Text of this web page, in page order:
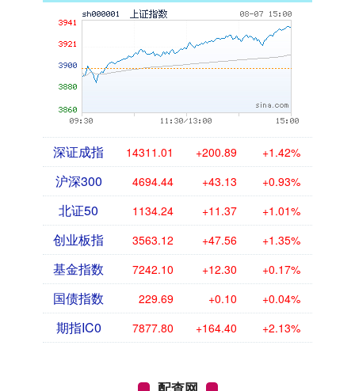
深证成指 14311.01 +200.89 +1.42%
沪深300 4694.44 +43.13 +0.93%
北证50 1134.24 +11.37 +1.01%
创业板指 3563.12 +47.56 +1.35%
基金指数 7242.10 +12.30 +0.17%
国债指数 229.69 +0.10 +0.04%
期指IC0 7877.80 +164.40 +2.13%